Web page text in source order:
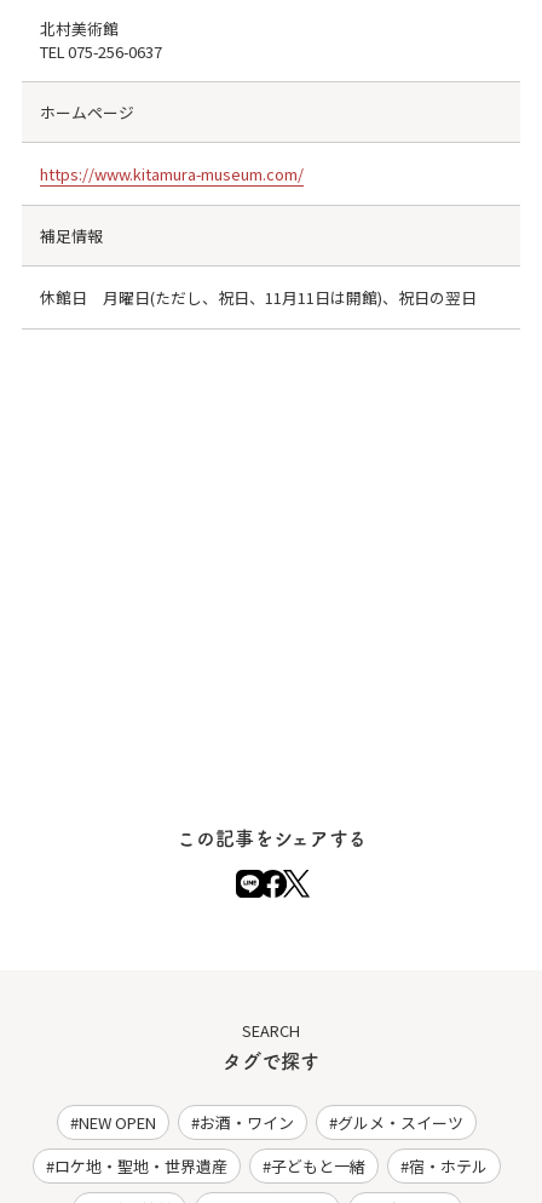
北村美術館
TEL 075-256-0637
ホームページ
https://www.kitamura-museum.com/
補足情報
休館日 月曜日(ただし、祝日、11月11日は開館)、祝日の翌日
この記事をシェアする
SEARCH
タグで探す
NEW OPEN お酒・ワイン
グルメ・スイーツ
ロケ地・聖地・世界遺産
子どもと一緒
宿・ホテル